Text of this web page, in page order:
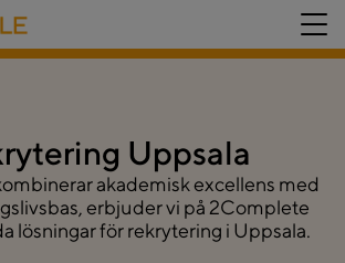
Uppsala
akademisk excellens med
erbjuder vi på 2Complete
lösningar för rekrytering i Uppsala.